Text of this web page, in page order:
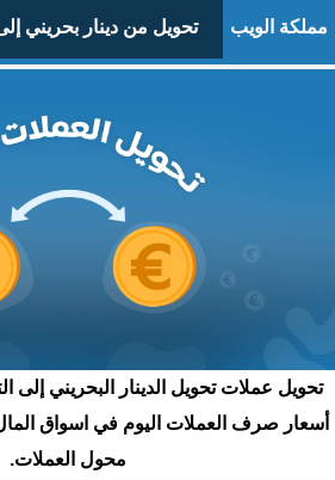
مملكة الويب تحويل من دينار بحريني
تحويل عملات تحويل الدينار البحريني إلى
أسعار صرف العملات اليوم في اسواق
محول العملات.